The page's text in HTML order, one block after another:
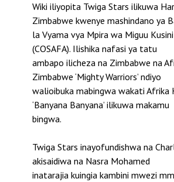
Wiki iliyopita Twiga Stars ilikuwa
Zimbabwe kwenye mashindano ya
la Vyama vya Mpira wa Miguu
(COSAFA). Ilishika nafasi ya tatu
ambapo ilicheza na Zimbabwe na
Zimbabwe ‘Mighty Warriors’ ndiyo
walioibuka mabingwa wakati Afrika
‘Banyana Banyana’ ilikuwa makamu
bingwa.
Twiga Stars inayofundishwa na
akisaidiwa na Nasra Mohamed
inatarajia kuingia kambini mwezi